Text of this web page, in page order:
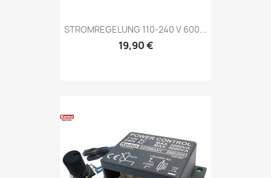
STROMREGELUNG 110-240 V 600...
19,90 €